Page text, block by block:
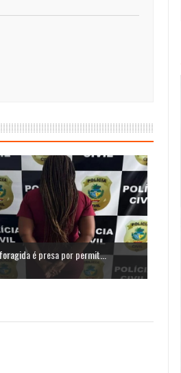
é presa por permit...